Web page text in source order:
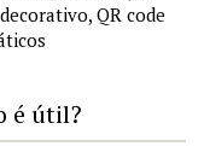
QR code
é útil?